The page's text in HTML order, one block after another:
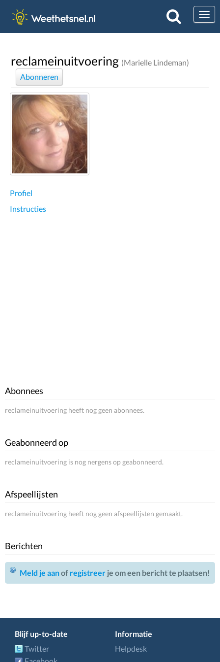
reclameinuitvoering (Marielle Lindeman)
Abonneren
Profiel
Instructies
Abonnees
reclameinuitvoering heeft nog geen abonnees.
Geabonneerd op
reclameinuitvoering is nog nergens op geabonneerd.
Afspeellijsten
reclameinuitvoering heeft nog geen afspeellijsten gemaakt.
Berichten
Meld je aanof registreer je om een bericht te plaatsen!
Blijf up-to-date
Twitter
Informatie
Helpdesk